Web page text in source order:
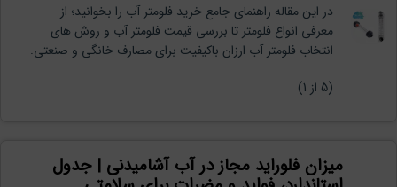
در این مقاله راهنمای جامع خرید فلومتر آب را بخوانید؛ از
معرفی انواع فلومتر تا بررسی قیمت فلومتر آب و روش های
انتخاب فلومتر آب ارزان باکیفیت برای مصارف خانگی و صنعتی.
(
5 از 1)
میزان فلوراید مجاز در آب آشامیدنی | جدول